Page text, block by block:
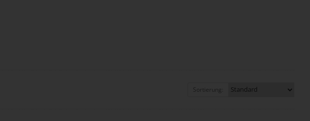
Sortierung: